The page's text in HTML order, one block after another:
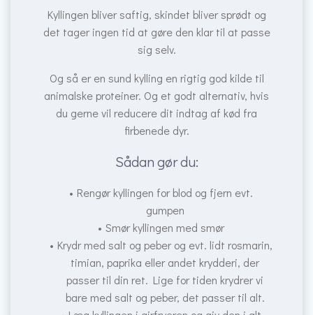
Kyllingen bliver saftig, skindet bliver sprødt og
det tager ingen tid at gøre den klar til at passe
sig selv.
Og så er en sund kylling en rigtig god kilde til
animalske proteiner. Og et godt alternativ, hvis
du gerne vil reducere dit indtag af kød fra
firbenede dyr.
Sådan gør du:
Rengør kyllingen for blod og fjern evt.
gumpen
Smør kyllingen med smør
Krydr med salt og peber og evt. lidt rosmarin,
timian, paprika eller andet krydderi, der
passer til din ret. Lige for tiden krydrer vi
bare med salt og peber, det passer til alt.